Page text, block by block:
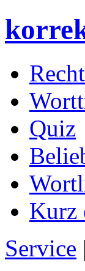
Quiz
Kurz
Service |